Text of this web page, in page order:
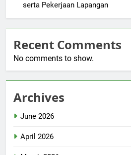
serta Pekerjaan Lapangan
Recent Comments
No comments to show.
Archives
June 2026
April 2026